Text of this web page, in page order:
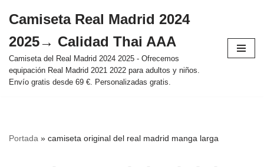
al
contenido
Camiseta Real Madrid 2024
2025→ Calidad Thai AAA
Camiseta del Real Madrid 2024 2025 - Ofrecemos
equipación Real Madrid 2021 2022 para adultos y niños.
Envío gratis desde 69 €. Personalizadas gratis.
Portada » camiseta original del real madrid manga larga